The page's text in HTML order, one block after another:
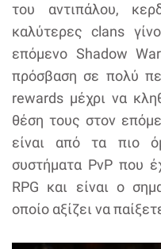
του αντιπάλου,
καλύτερες clans
επόμενο Shadow
πρόσβαση σε πολύ
rewards μέχρι να
θέση τους στον
είναι από τα πιο
συστήματα PvP που
RPG και είναι ο
οποίο αξίζει να